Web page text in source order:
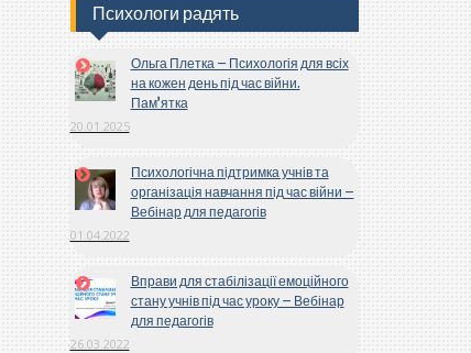
Психологи радять
Ольга Плетка – Психологія для всіх
на кожен день під час війни.
Пам’ятка
20.01.2025
Психологічна підтримка учнів та
організація навчання під час війни –
Вебінар для педагогів
01.04.2022
Вправи для стабілізації емоційного
стану учнів під час уроку – Вебінар
для педагогів
26.03.2022